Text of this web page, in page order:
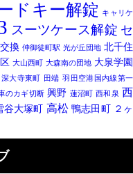
ドキー解錠 キャリケ
スーツケース解錠 セ
換 仲御徒町駅 光が丘団地 北千住
大山西町 大森南の団地 大泉学園
深大寺東町 田端 羽田空港国内線第一
のカギ切断 興野 蓮沼町 西和泉 西
谷大塚町 高松 鴨志田町
２ヶ